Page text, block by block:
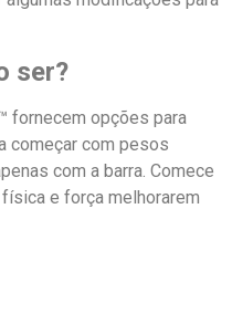
ser?
fornecem opções para
começar com pesos
com a barra. Comece
e força melhorarem